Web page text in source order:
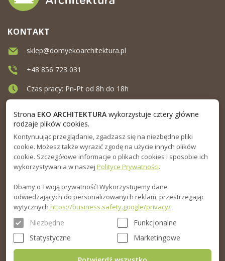
MENU
INFORMACJA
PORADNIK
KONTAKT
sklep@domyekoarchitektura.pl
+48 856 723 031
Czas pracy: Pn-Pt od 8h do 18h
Strona EKO ARCHITEKTURAwykorzystuje cztery główne
rodzaje plików cookies.
Kontynuując przeglądanie, zgadzasz się na niezbędne pliki
cookie. Możesz także wyrazić zgodę na użycie innych plików
cookie. Szczegółowe informacje o plikach cookies i sposobie ich
wykorzystywania w naszej Polityce Prywatności.
Dbamy o Twoją prywatność! Wykorzystujemy dane
odwiedzających do personalizowanych reklam, przestrzegając
wytycznych https://business.safety.google/privacy/
Niezbędne
Funkcjonalne
Statystyczne
Marketingowe